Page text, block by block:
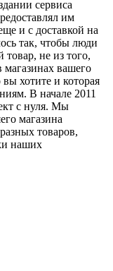
сервиса
им
и с доставкой на
так, чтобы люди
товар, не из того,
вашего
хотите и которая
В начале 2011
с нуля. Мы
магазина
товаров,
наших